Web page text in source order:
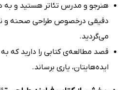
هنرجو و مدرس تئاتر هستید و به
دقیقی درخصوص طراحی صحنه و
می‌گردید.
قصد مطالعه‌ی کتابی را دارید که
ایده‌هایتان، یاری برساند.